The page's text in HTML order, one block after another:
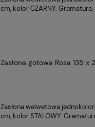
cm, kolor CZARNY.
Zasłona gotowa Rosa 135
Zasłona welwetowa
cm, kolor STALOWY.